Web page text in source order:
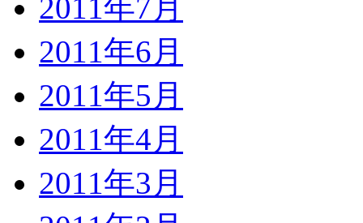
2011年7月
2011年6月
2011年5月
2011年4月
2011年3月